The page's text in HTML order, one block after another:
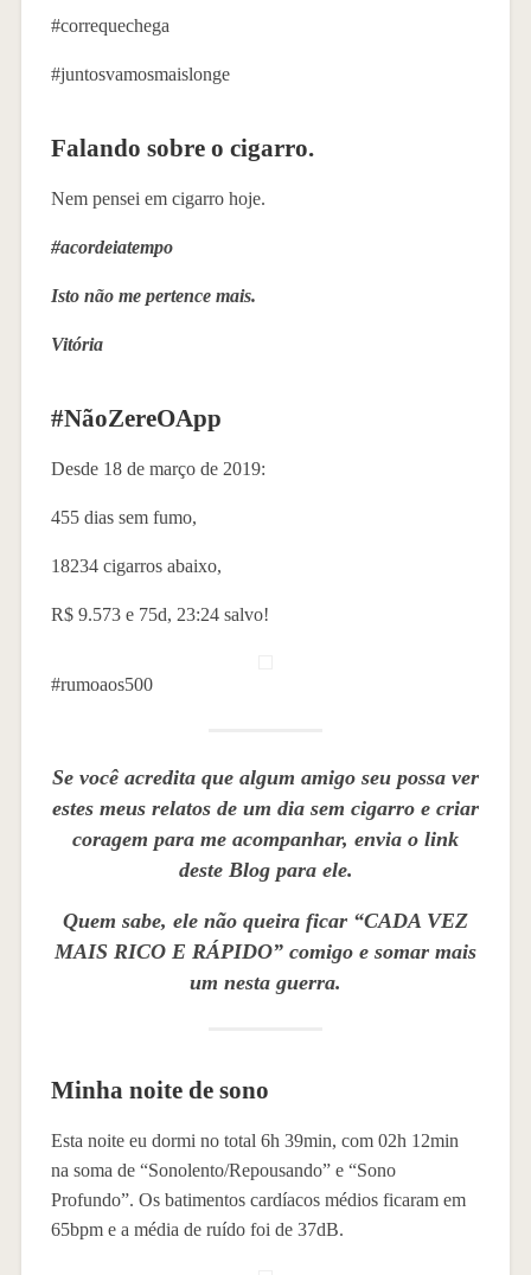
#correquechega
#juntosvamosmaislonge
Falando sobre o cigarro.
Nem pensei em cigarro hoje.
#acordeiatempo
Isto não me pertence mais.
Vitória
#NãoZereOApp
Desde 18 de março de 2019:
455 dias sem fumo,
18234 cigarros abaixo,
R$ 9.573 e 75d, 23:24 salvo!
#rumoaos500
Se você acredita que algum amigo seu possa ver
estes meus relatos de um dia sem cigarro e criar
coragem para me acompanhar, envia o link
deste Blog para ele.
Quem sabe, ele não queira ficar “CADA VEZ
MAIS RICO E RÁPIDO” comigo e somar mais
um nesta guerra.
Minha noite de sono
Esta noite eu dormi no total 6h 39min, com 02h 12min
na soma de “Sonolento/Repousando” e “Sono
Profundo”. Os batimentos cardíacos médios ficaram em
65bpm e a média de ruído foi de 37dB.